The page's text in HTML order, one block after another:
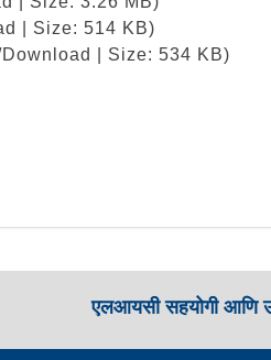
| Size: 514 KB)
| Size: 534 KB)
एलआयसी सहयोगी आणि